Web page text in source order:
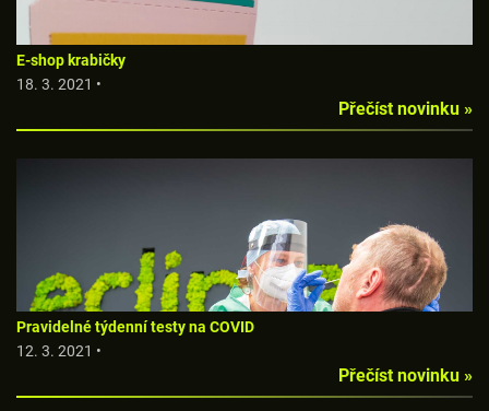
E-shop krabičky
18. 3. 2021 •
Přečíst novinku »
Pravidelné týdenní testy na COVID
12. 3. 2021 •
Přečíst novinku »